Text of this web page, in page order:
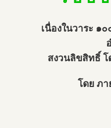
เนื่องในวาระ ๑
สงวนลิขสิทธิ์
โดย ภา